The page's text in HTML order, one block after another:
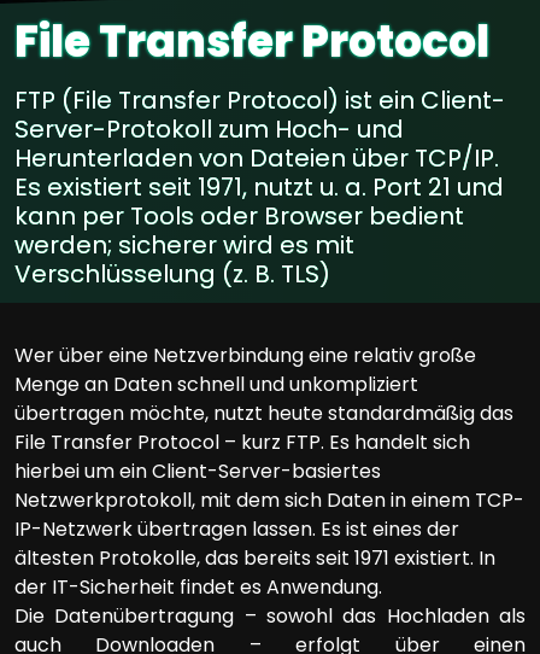
File Transfer Protocol
FTP (File Transfer Protocol) ist ein Client-
Server-Protokoll zum Hoch- und
Herunterladen von Dateien über TCP/IP.
Es existiert seit 1971, nutzt u. a. Port 21 und
kann per Tools oder Browser bedient
werden; sicherer wird es mit
Verschlüsselung (z. B. TLS)
Wer über eine Netzverbindung eine relativ große
Menge an Daten schnell und unkompliziert
übertragen möchte, nutzt heute standardmäßig das
File Transfer Protocol – kurz FTP. Es handelt sich
hierbei um ein Client-Server-basiertes
Netzwerkprotokoll, mit dem sich Daten in einem TCP-
IP-Netzwerk übertragen lassen. Es ist eines der
ältesten Protokolle, das bereits seit 1971 existiert. In
der IT-Sicherheit findet es Anwendung.
Die Datenübertragung – sowohl das Hochladen als
auch Downloaden – erfolgt über einen